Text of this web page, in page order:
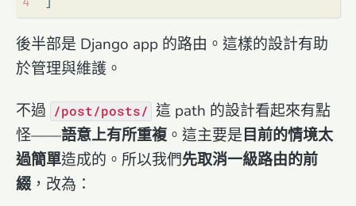
後半部是 Django app 的路由。這樣的設計有助
於管理與維護。
不過 /post/posts/ 這 path 的設計看起來有點
怪——語意上有所重複 。這主要是目前的情境太
過簡單造成的。所以我們先取消一級路由的前
綴，改為：